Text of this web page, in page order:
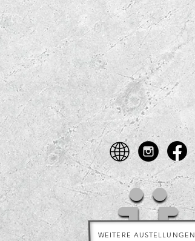
WEITERE AUSTELLUNGEN